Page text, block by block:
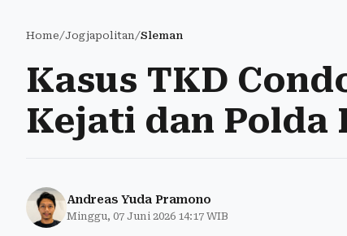
Home/Jogjapolitan/Sleman
Kasus TKD
Kejati dan Polda
Andreas Yuda Pramono
Minggu, 07 Juni 2026 14:17 WIB